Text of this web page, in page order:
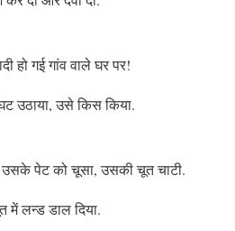
हो गई गांव वाले घर पर!
उठाया, उसे किस किया.
पेट को चूसा, उसकी चूत चाटी.
लन्ड डाल दिया.